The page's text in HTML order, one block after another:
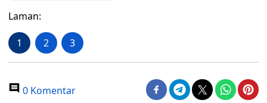
Laman:
1 2 3
0 Komentar